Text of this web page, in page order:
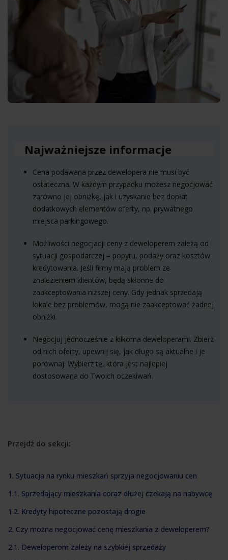
Najważniejsze informacje
Cena podawana przez dewelopera nie musi być
ostateczna. W każdym przypadku możesz negocjować
zarówno jej obniżkę, jak i uzyskanie bez dopłat
dodatkowych elementów oferty, np. prywatnego
miejsca parkingowego.
Możliwości negocjacji ceny z deweloperem zależą od
sytuacji gospodarczej – popytu, podaży oraz kosztów
kredytowania. Jeśli firmy mają problem ze
znalezieniem klientów, będą skłonne do
zaakceptowania niższej ceny. Gdy jednak sprzedają
lokale bez problemów, mogą nie zaakceptować żadnej
obniżki.
Negocjuj jednocześnie z kilkoma deweloperami. Zbierz
od nich oferty, upewnij się, jak długo są aktualne i je
porównaj. Wybierz tę, która jest najlepiej
dostosowana do Twoich oczekiwań.
Przejdź do sekcji:
1. Sytuacja na rynku mieszkań sprzyja negocjowaniu cen
1.1. Sprzedający mieszkania coraz dłużej czekają na nabywcę
1.2. Kredyty hipoteczne pozostają drogie
2. Czy można negocjować cenę mieszkania z deweloperem?
2.1. Deweloperom zależy na szybkiej sprzedaży